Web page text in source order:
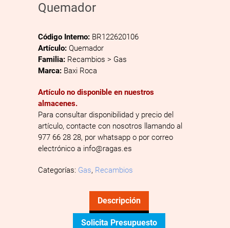
Quemador
Código Interno: BR122620106
Artículo: Quemador
Familia: Recambios > Gas
Marca: Baxi Roca
Artículo no disponible en nuestros
almacenes.
Para consultar disponibilidad y precio del
artículo, contacte con nosotros llamando al
977 66 28 28, por whatsapp o por correo
electrónico a info@ragas.es
Categorías: Gas, Recambios
Descripción
Solicita Presupuesto